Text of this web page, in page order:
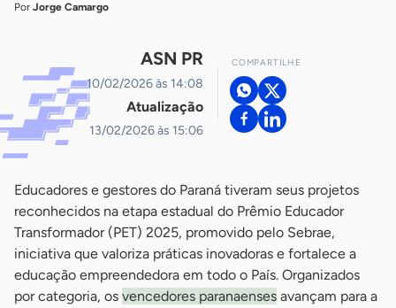
Por Jorge Camargo
ASN PR
10/02/2026 às 14:08
Atualização
13/02/2026 às 15:06
COMPARTILHE
Educadores e gestores do Paraná tiveram seus projetos
reconhecidos na etapa estadual do Prêmio Educador
Transformador (PET) 2025, promovido pelo Sebrae,
iniciativa que valoriza práticas inovadoras e fortalece a
educação empreendedora em todo o País. Organizados
por categoria, os vencedores paranaenses avançam para a